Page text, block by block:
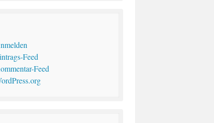
Feed
Feed